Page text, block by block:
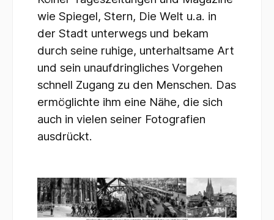
wie Spiegel, Stern, Die Welt u.a. in
der Stadt unterwegs und bekam
durch seine ruhige, unterhaltsame Art
und sein unaufdringliches Vorgehen
schnell Zugang zu den Menschen. Das
ermöglichte ihm eine Nähe, die sich
auch in vielen seiner Fotografien
ausdrückt.